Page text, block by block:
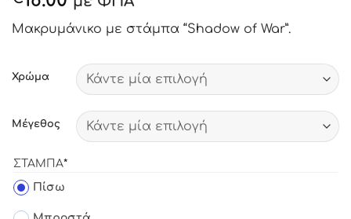
Μακρυμάνικο με στάμπα “Shadow of War”.
Χρώμα
Μέγεθος
ΣΤΆΜΠΑ*(REQUIRED)
label_11
Πίσω